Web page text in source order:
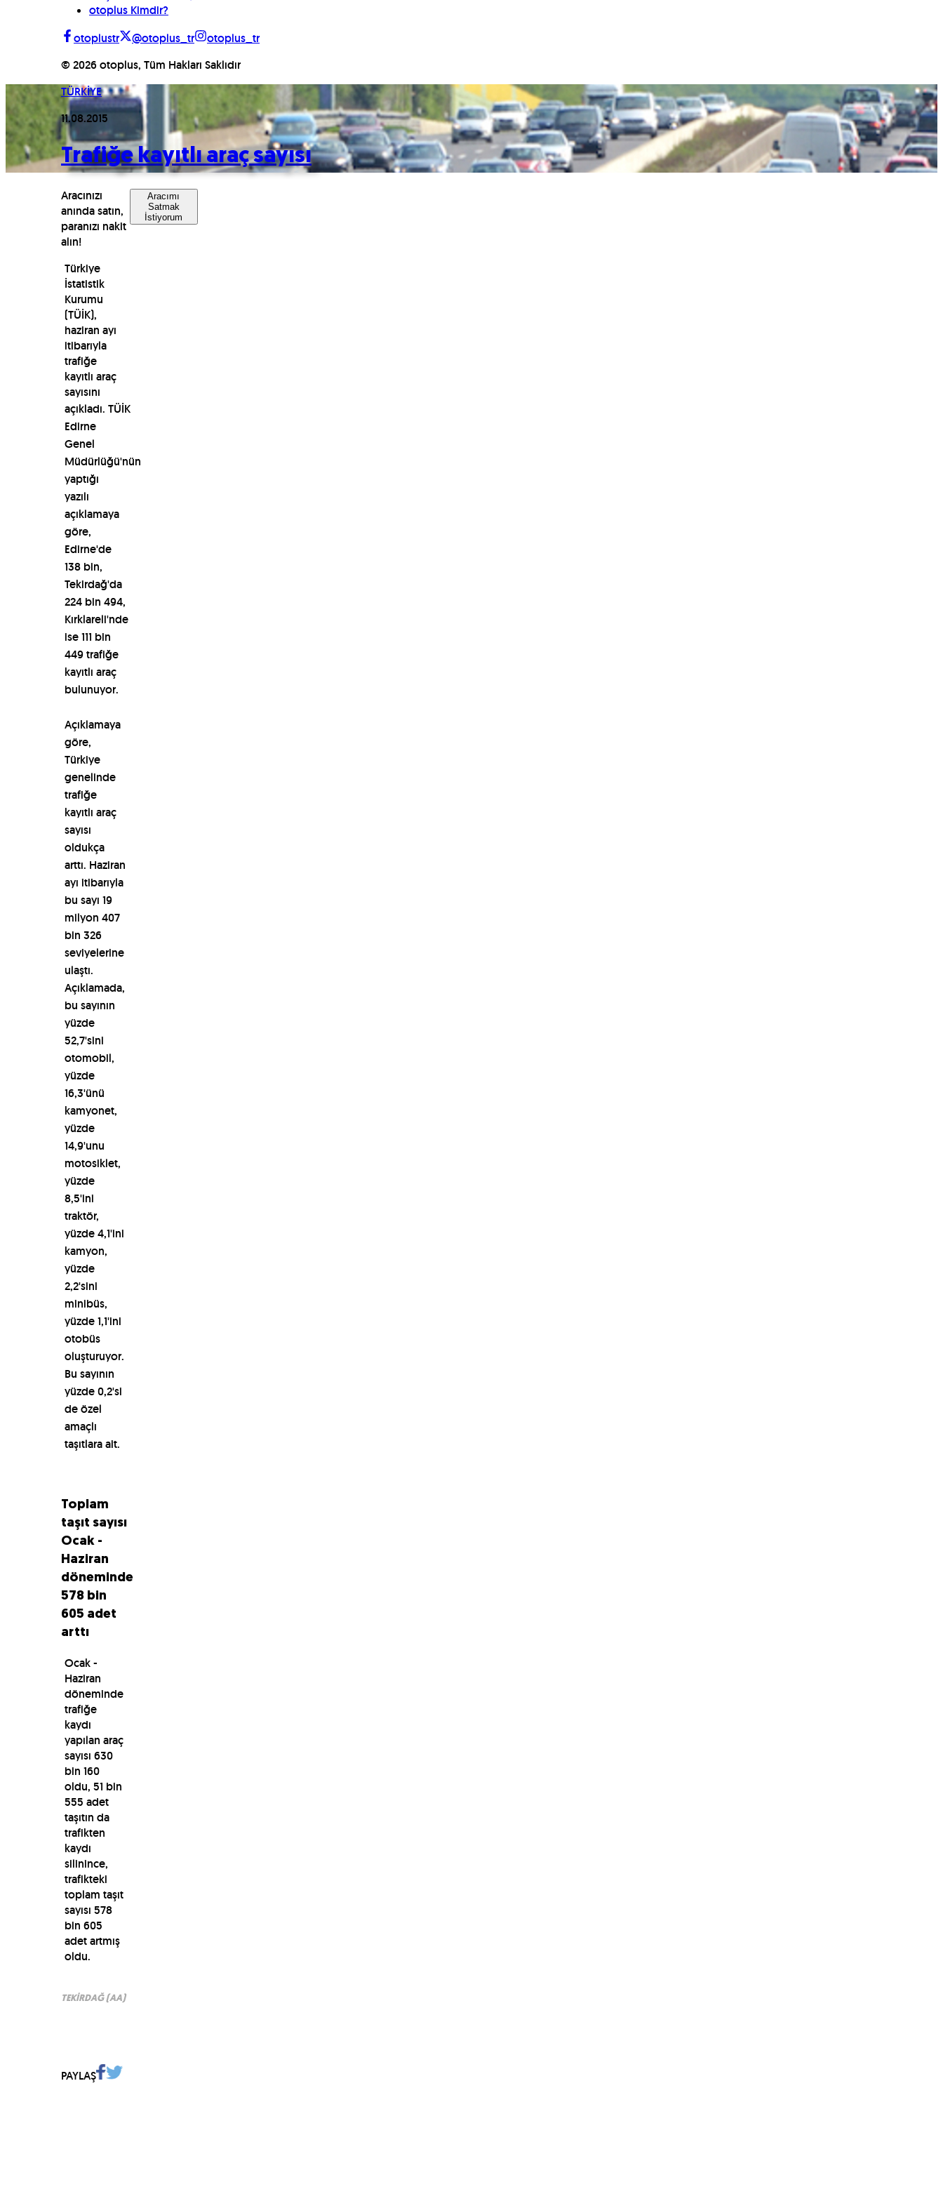
otoplus Kimdir?
otoplustr
@otoplus_tr
otoplus_tr
© 2026 otoplus, Tüm Hakları Saklıdır
TÜRKİYE
11.08.2015
Trafiğe kayıtlı araç sayısı
Aracınızı
anında satın,
paranızı nakit
alın!
Aracımı
Satmak
İstiyorum
Türkiye
İstatistik
Kurumu
(TÜİK),
haziran ayı
itibarıyla
trafiğe
kayıtlı araç
sayısını
açıkladı. TÜİK
Edirne
Genel
Müdürlüğü'nün
yaptığı
yazılı
açıklamaya
göre,
Edirne'de
138 bin,
Tekirdağ'da
224 bin 494,
Kırklareli'nde
ise 111 bin
449 trafiğe
kayıtlı araç
bulunuyor.
Açıklamaya
göre,
Türkiye
genelinde
trafiğe
kayıtlı araç
sayısı
oldukça
arttı. Haziran
ayı itibarıyla
bu sayı 19
milyon 407
bin 326
seviyelerine
ulaştı.
Açıklamada,
bu sayının
yüzde
52,7'sini
otomobil,
yüzde
16,3'ünü
kamyonet,
yüzde
14,9'unu
motosiklet,
yüzde
8,5'ini
traktör,
yüzde 4,1'ini
kamyon,
yüzde
2,2'sini
minibüs,
yüzde 1,1'ini
otobüs
oluşturuyor.
Bu sayının
yüzde 0,2'si
de özel
amaçlı
taşıtlara ait.
Toplam
taşıt sayısı
Ocak -
Haziran
döneminde
578 bin
605 adet
arttı
​Ocak -
Haziran
döneminde
trafiğe
kaydı
yapılan araç
sayısı 630
bin 160
oldu, 51 bin
555 adet
taşıtın da
trafikten
kaydı
silinince,
trafikteki
toplam taşıt
sayısı 578
bin 605
adet artmış
oldu.
TEKİRDAĞ (AA)
PAYLAŞ